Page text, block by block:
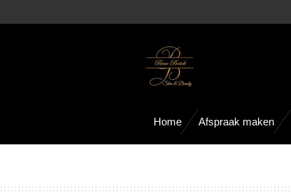
Home Afspraak maken